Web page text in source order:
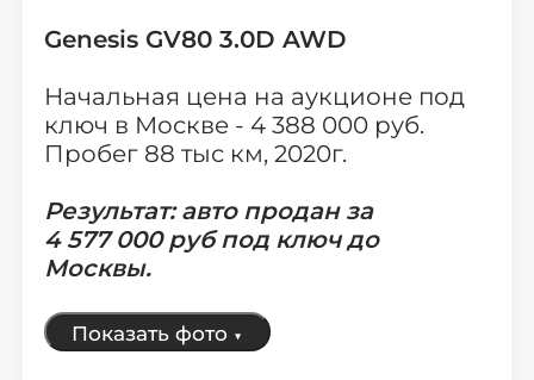
✅ Авто в наличии в Москве
Новые авто из Казахстана
Авто из Китая ↗
Genesis GV80 3.0D AWD
Начальная цена на аукционе под
ключ в Москве - 4 388 000 руб.
Пробег 88 тыс км, 2020г.
Результат: авто продан за
4577000 рубпод ключ до
Москвы.
Показать фото ▼